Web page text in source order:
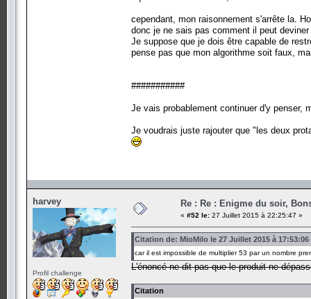
cependant, mon raisonnement s'arrête la.
donc je ne sais pas comment il peut
Je suppose que je dois être capable de
pense pas que mon algorithme soit faux,
###########
Je vais probablement continuer d'y penser,
Je voudrais juste rajouter que "les deux
harvey
Profil challenge
Re : Re : Enigme du soir,
« #52 le: 27 Juillet 2015 à 22:25:47 »
Citation de: MioMilo le 27 Juillet 2015 à 17:53:06
car il est impossible de multiplier 53 par un nombre
L'énoncé ne dit pas que le produit ne
Citation